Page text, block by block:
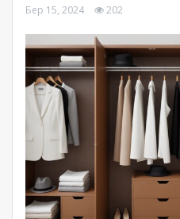
Бер 15, 2024 202